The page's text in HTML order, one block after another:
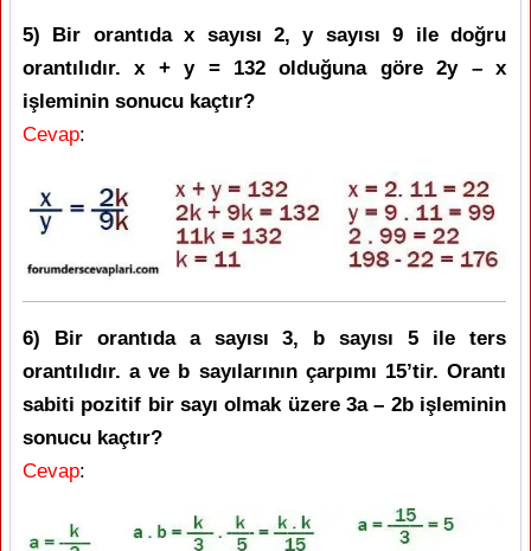
5) Bir orantıda x sayısı 2, y sayısı 9 ile doğru
orantılıdır. x + y = 132 olduğuna göre 2y – x
işleminin sonucu kaçtır?
Cevap:
6) Bir orantıda a sayısı 3, b sayısı 5 ile ters
orantılıdır. a ve b sayılarının çarpımı 15’tir. Orantı
sabiti pozitif bir sayı olmak üzere 3a – 2b işleminin
sonucu kaçtır?
Cevap: